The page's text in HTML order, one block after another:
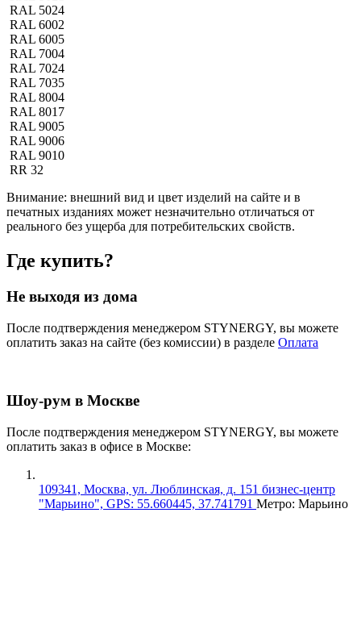
RAL 5024
RAL 6002
RAL 6005
RAL 7004
RAL 7024
RAL 7035
RAL 8004
RAL 8017
RAL 9005
RAL 9006
RAL 9010
RR 32
Внимание: внешний вид и цвет изделий на сайте и в
печатных изданиях может незначительно отличаться от
реального без ущерба для потребительских свойств.
Где купить?
Не выходя из дома
После подтверждения менеджером STYNERGY, вы можете
оплатить заказ на сайте (без комиссии) в разделе Оплата
Шоу-рум в Москве
После подтверждения менеджером STYNERGY, вы можете
оплатить заказ в офисе в Москве:
109341, Москва, ул. Люблинская, д. 151 бизнес-центр
"Марьино", GPS: 55.660445, 37.741791 Метро: Марьино